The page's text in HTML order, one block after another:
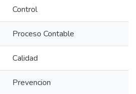
Control
Proceso Contable
Calidad
Prevencion